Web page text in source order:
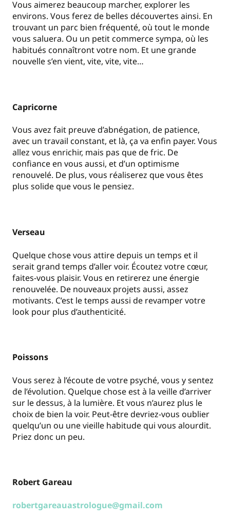
Vous aimerez beaucoup marcher, explorer les
environs. Vous ferez de belles découvertes ainsi. En
trouvant un parc bien fréquenté, où tout le monde
vous saluera. Ou un petit commerce sympa, où les
habitués connaîtront votre nom. Et une grande
nouvelle s’en vient, vite, vite, vite…
Capricorne
Vous avez fait preuve d’abnégation, de patience,
avec un travail constant, et là, ça va enfin payer. Vous
allez vous enrichir, mais pas que de fric. De
confiance en vous aussi, et d’un optimisme
renouvelé. De plus, vous réaliserez que vous êtes
plus solide que vous le pensiez.
Verseau
Quelque chose vous attire depuis un temps et il
serait grand temps d’aller voir. Écoutez votre cœur,
faites-vous plaisir. Vous en retirerez une énergie
renouvelée. De nouveaux projets aussi, assez
motivants. C’est le temps aussi de revamper votre
look pour plus d’authenticité.
Poissons
Vous serez à l’écoute de votre psyché, vous y sentez
de l’évolution. Quelque chose est à la veille d’arriver
sur le dessus, à la lumière. Et vous n’aurez plus le
choix de bien la voir. Peut-être devriez-vous oublier
quelqu’un ou une vieille habitude qui vous alourdit.
Priez donc un peu.
Robert Gareau
robertgareauastrologue@gmail.com